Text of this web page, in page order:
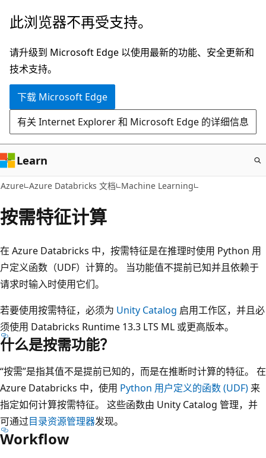
跳
主
要
内
此浏览器不再受支持。
请升级到 Microsoft Edge 以使用最新的功能、安全更新和
技术支持。
下载 Microsoft Edge
有关 Internet Explorer 和 Microsoft Edge 的详细信息
Learn
Azure Azure Databricks 文档 Machine Learning
按需特征计算
在 Azure Databricks 中，按需特征是在推理时使用 Python 用
户定义函数（UDF）计算的。 当功能值不提前已知并且依赖于
请求时输入时使用它们。
若要使用按需特征，必须为 Unity Catalog 启用工作区，并且必
须使用 Databricks Runtime 13.3 LTS ML 或更高版本。
什么是按需功能？
“按需”是指其值不是提前已知的，而是在推断时计算的特征。 在
Azure Databricks 中，使用 Python 用户定义的函数 (UDF) 来
指定如何计算按需特征。 这些函数由 Unity Catalog 管理，并
可通过目录资源管理器发现。
Workflow